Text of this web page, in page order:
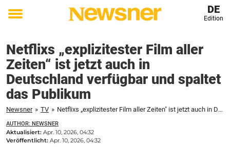
Toggle
DE
Edition
Netflixs „explizitester Film aller
Zeiten“ ist jetzt auch in
Deutschland verfügbar und spaltet
das Publikum
Newsner » TV » Netflixs „explizitester Film aller Zeiten" ist jetzt auch in Deutschland verfügbar und spaltet das Publikum
AUTHOR: NEWSNER
Aktualisiert: Apr. 10, 2026, 04:32
Veröffentlicht: Apr. 10, 2026, 04:32